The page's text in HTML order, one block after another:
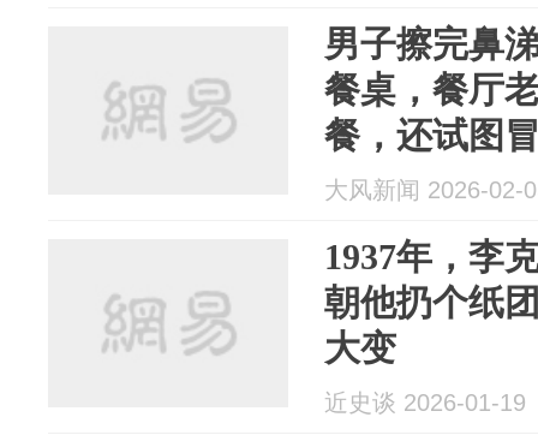
男子擦完鼻
餐桌，餐厅
餐，还试图
大风新闻 2026-02-
1937年，李
朝他扔个纸
大变
近史谈 2026-01-19